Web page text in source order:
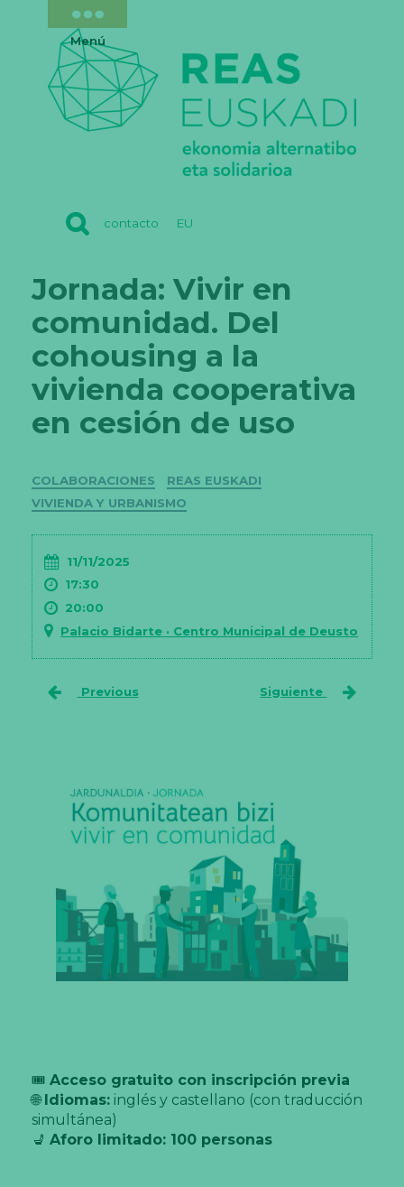
contacto EU
Menú
Jornada: Vivir en
comunidad. Del
cohousing a la
vivienda cooperativa
en cesión de uso
Categorías
COLABORACIONES
REAS EUSKADI
VIVIENDA Y URBANISMO
11/11/2025
17:30
20:00
Palacio Bidarte · Centro Municipal de Deusto
Previous Siguiente
🎟️ Acceso gratuito con inscripción previa
🌐 Idiomas:inglés y castellano (con traducción
simultánea)
💺 Aforo limitado: 100 personas